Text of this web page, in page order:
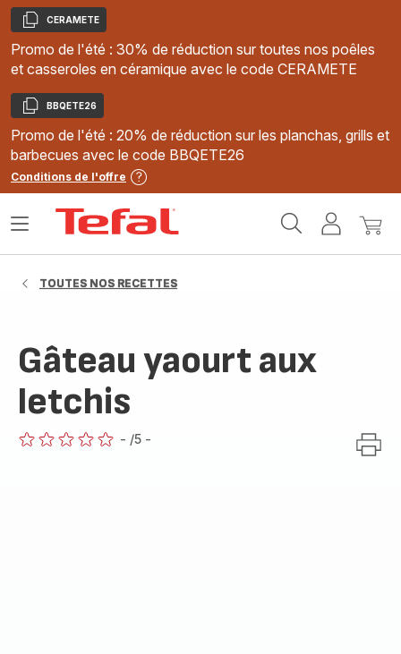
Copier
CERAMETE
Promo de l'été : 30% de réduction sur toutes nos poêles
et casseroles en céramique avec le code CERAMETE
Copier
BBQETE26
Promo de l'été : 20% de réduction sur les planchas, grills et
barbecues avec le code BBQETE26
Conditions de l'offre
MonMon
Ouvrir
TOUTES NOS RECETTES
Gâteau yaourt aux
letchis
- /5 -